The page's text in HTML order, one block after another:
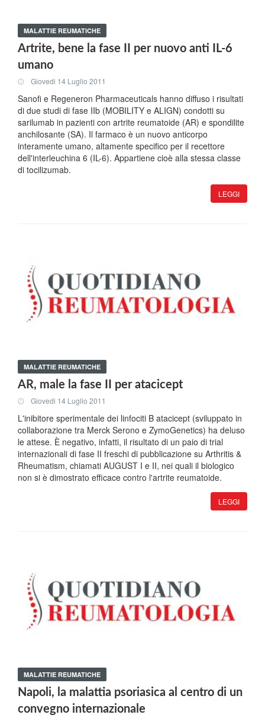
MALATTIE REUMATICHE
Artrite, bene la fase II per nuovo anti IL-6
umano
Giovedi 14 Luglio 2011
Sanofi e Regeneron Pharmaceuticals hanno diffuso i risultati
di due studi di fase IIb (MOBILITY e ALIGN) condotti su
sarilumab in pazienti con artrite reumatoide (AR) e spondilite
anchilosante (SA). Il farmaco è un nuovo anticorpo
interamente umano, altamente specifico per il recettore
dell'interleuchina 6 (IL-6). Appartiene cioè alla stessa classe
di tocilizumab.
LEGGI
MALATTIE REUMATICHE
AR, male la fase II per atacicept
Giovedi 14 Luglio 2011
L'inibitore sperimentale dei linfociti B atacicept (sviluppato in
collaborazione tra Merck Serono e ZymoGenetics) ha deluso
le attese. È negativo, infatti, il risultato di un paio di trial
internazionali di fase II freschi di pubblicazione su Arthritis &
Rheumatism, chiamati AUGUST I e II, nei quali il biologico
non si è dimostrato efficace contro l'artrite reumatoide.
LEGGI
MALATTIE REUMATICHE
Napoli, la malattia psoriasica al centro di un
convegno internazionale